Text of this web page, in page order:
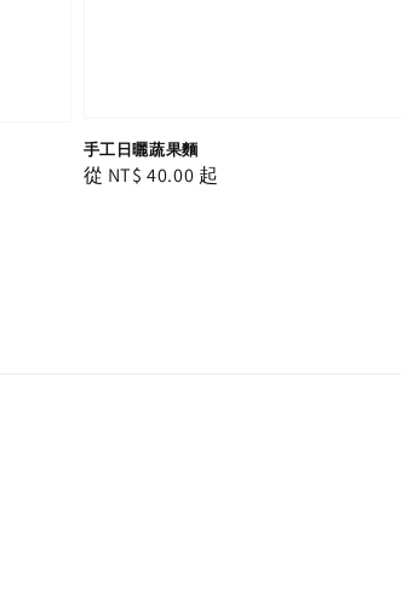
手工日曬蔬果麵
Regular
從 NT$ 40.00 起